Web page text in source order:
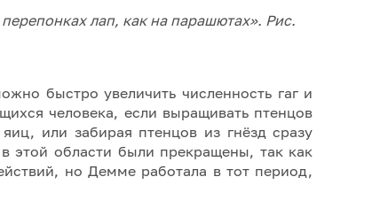
лап, как на парашютах». Рис.
быстро увеличить численность гаг и
человека, если выращивать птенцов
или забирая птенцов из гнёзд сразу
этой области были прекращены, так как
но Демме работала в тот период,